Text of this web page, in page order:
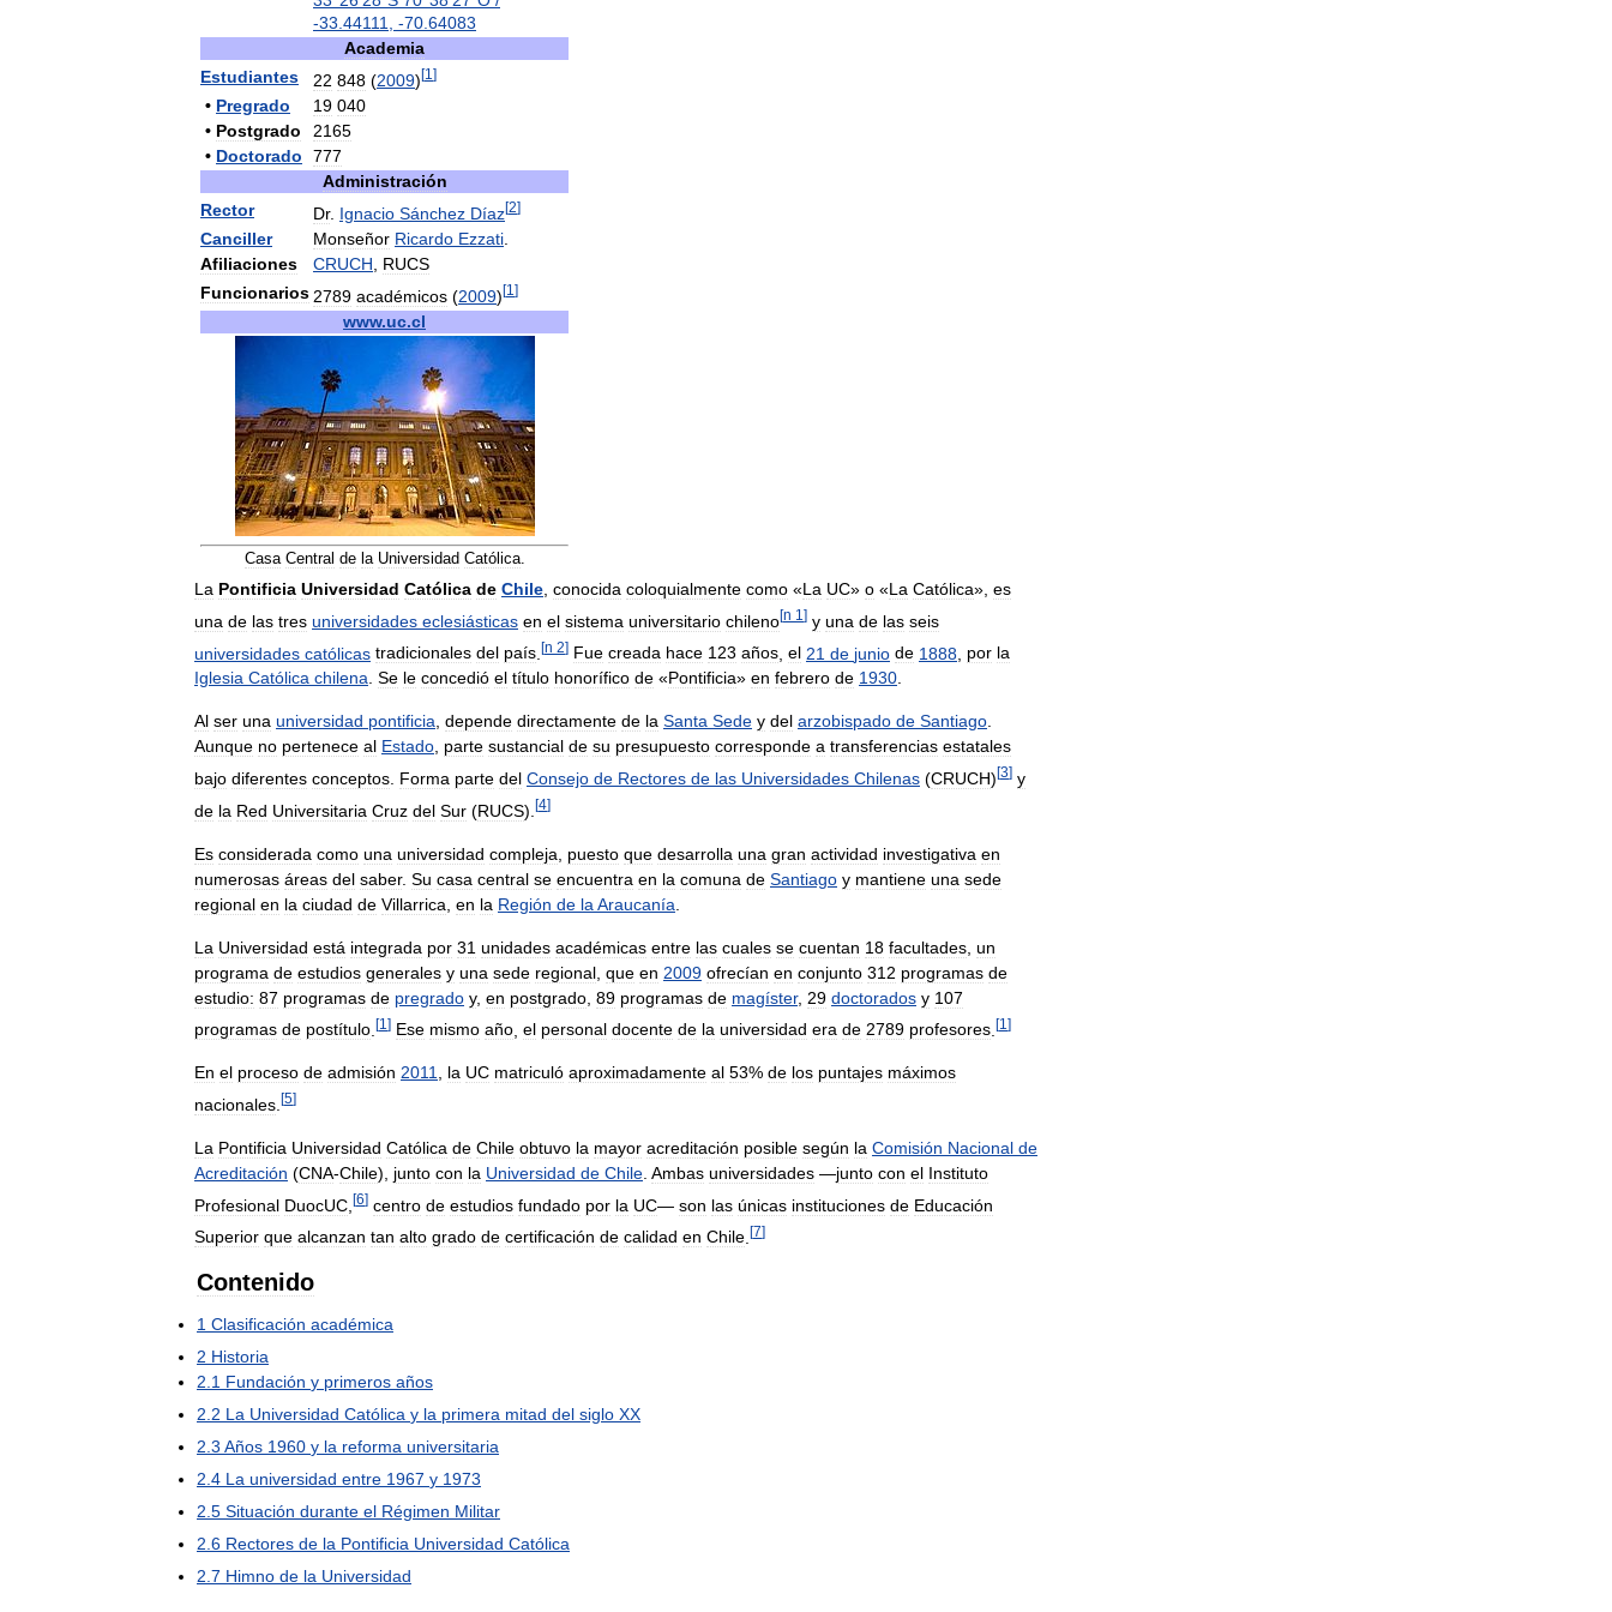
-33 44111 -70 64083
Academia
Estudiantes
22 848 (2009)[1 ]
• Pregrado 19 040
• Postgrado
2165
• Doctorado
777
Administración
Rector
Dr. Ignacio Sánchez Díaz[2]
Canciller Monseñor Ricardo Ezzati
Afiliaciones
CRUCH
RUCS
Funcionarios 2789 académicos (2009)[1 ]
www.uc.cl
Casa Central de la Universidad Católica.
La Pontificia Universidad Católica de Chile conocida coloquialmente como «La UC» o «La Católica», es
una de las tres universidades eclesiásticas en el sistema universitario chileno[n 1 ] y una de las seis
universidades católicas tradicionales del país [n 2] Fue creada hace 123 años el 21 de junio de 1888 por la
Iglesia Católica chilena. Se le concedió el título honorífico de «Pontificia» en febrero de 1930.
Al ser una universidad pontificia, depende directamente de la Santa Sede y del arzobispado de Santiago.
Aunque no pertenece al Estado, parte sustancial de su presupuesto corresponde a transferencias estatales
bajo diferentes conceptos Forma parte del Consejo de Rectores de las Universidades Chilenas (CRUCH) [3] y
de la Red Universitaria Cruz del Sur (RUCS). [4]
Es considerada como una universidad compleja puesto que desarrolla una gran actividad investigativa en
numerosas áreas del saber. Su casa central se encuentra en la comuna de Santiago y mantiene una sede
regional en la ciudad de Villarrica en la Región de la Araucanía
La Universidad está integrada por 31 unidades académicas entre las cuales se cuentan 18 facultades un
programa de estudios generales y una sede regional que en 2009 ofrecían en conjunto 312 programas de
estudio: 87 programas de pregrado y, en postgrado 89 programas de magíster, 29 doctorados y 107
programas de postítulo [1 ] Ese mismo año el personal docente de la universidad era de 2789 profesores [1 ]
En el proceso de admisión 2011, la UC matriculó aproximadamente al 53% de los puntajes máximos
nacionales [5]
La Pontificia Universidad Católica de Chile obtuvo la mayor acreditación posible según la Comisión Nacional de
Acreditación (CNA-Chile), junto con la Universidad de Chile Ambas universidades —junto con el Instituto
Profesional DuocUC [6] centro de estudios fundado por la UC— son las únicas instituciones de Educación
Superior que alcanzan tan alto grado de certificación de calidad en Chile [7]
Contenido
1 Clasificación académica
2 Historia
2.1 Fundación y primeros años
2.2 La Universidad Católica y la primera mitad del siglo XX
2.3 Años 1960 y la reforma universitaria
2.4 La universidad entre 1967 y 1973
2.5 Situación durante el Régimen Militar
2.6 Rectores de la Pontificia Universidad Católica
2.7 Himno de la Universidad